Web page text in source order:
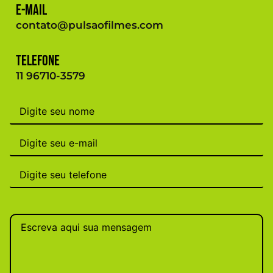
E-mail
contato@pulsaofilmes.com
Telefone
11 96710-3579